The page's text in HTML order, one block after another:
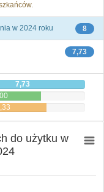
8
w 2024 roku
7,73
7,73
do użytku w